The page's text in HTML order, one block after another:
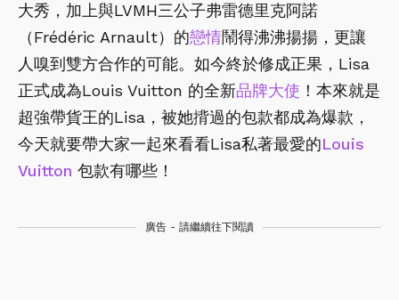
大秀，加上與LVMH三公子弗雷德里克阿諾
（Frédéric Arnault）的戀情鬧得沸沸揚揚，更讓
人嗅到雙方合作的可能。如今終於修成正果，Lisa
正式成為Louis Vuitton 的全新品牌大使 ！本來就是
超強帶貨王的Lisa，被她揹過的包款都成為爆款，
今天就要帶大家一起來看看Lisa私著最愛的Louis
Vuitton 包款有哪些！
廣告 - 請繼續往下閱讀